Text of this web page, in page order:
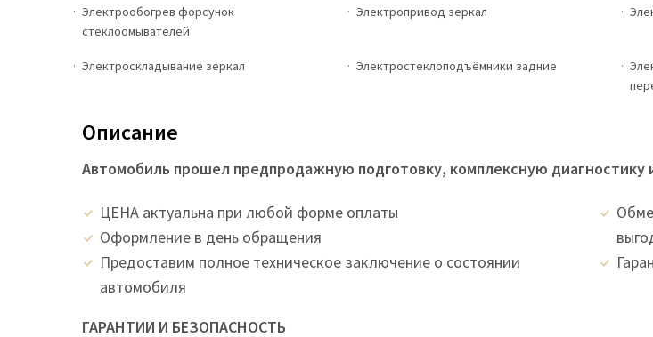
Электрообогрев форсунок
стеклоомывателей
Электропривод зеркал
Электроскладывание зеркал Электростеклоподъёмники задние
Описание
Автомобиль прошел предпродажную подготовку, комплексную диагностику
ЦEНA актуальна при любой форме оплаты
Оформление в день обращения
Предоставим полное техническое заключение о состоянии
автомобиля
ГАРАНТИИ И БЕЗОПАСНОСТЬ